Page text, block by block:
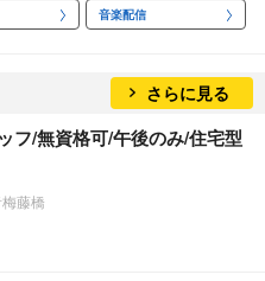
音楽配信
さらに見る
フ/無資格可/午後のみ/住宅型
藤橋